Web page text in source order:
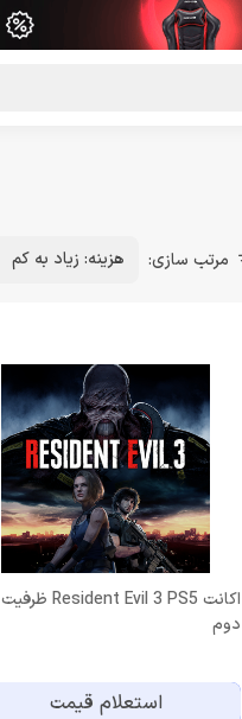
مرتب سازی: هزینه: زیاد به کم
اکانت Resident Evil 3 PS5 ظرفیت
دوم
استعلام قیمت